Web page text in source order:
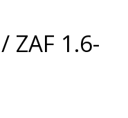
ZAF 1.6-